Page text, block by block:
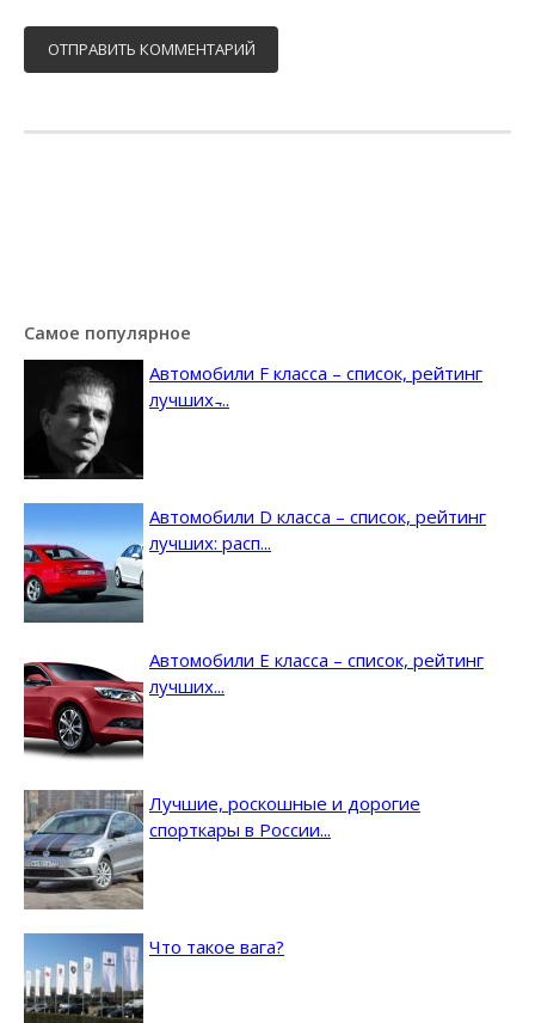
Самое популярное
Автомобили F класса – список, рейтинг
лучших ̵...
Автомобили D класса – список, рейтинг
лучших: расп...
Автомобили E класса – список, рейтинг
лучших...
Лучшие, роскошные и дорогие
спорткары в России...
Что такое вага?